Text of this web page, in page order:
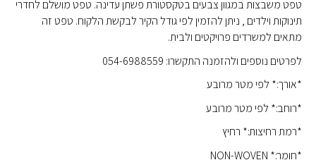
טפט משבצות במגוון צבעים בטקסטורת פשתן עדינה. טפט מושלם לחדרי
תינוקות וילדים , ניתן להזמין לפי גודל הקיר לבקשת הלקוח. טפט זה
מתאים למשרדים פרויקטים ולבית.
לפרטים נוספים ולהזמנה התקשרו: 054-6988559
*אורך:* לפי מטר מרובע
*רוחב:* לפי מטר מרובע
*רמת רחיצות:* רחיץ
*חומר:* NON-WOVEN